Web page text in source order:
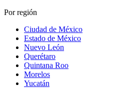
Por región
Ciudad de México
Estado de México
Nuevo León
Querétaro
Quintana Roo
Morelos
Yucatán